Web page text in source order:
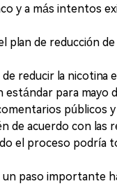
y a más intentos
plan de reducción
reducir la nicotina
para mayo
públicos
de acuerdo con
el proceso podría
paso importante